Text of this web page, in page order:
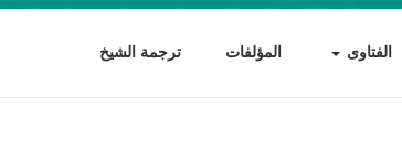
الفتاوى المؤلفات ترجمة الشيخ